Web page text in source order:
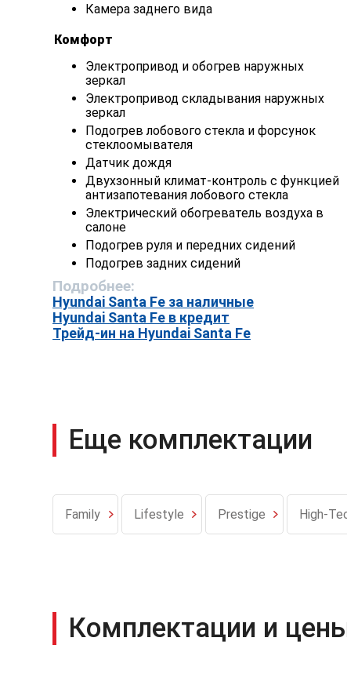
Камера заднего вида
Комфорт
Электропривод и обогрев наружных
зеркал
Электропривод складывания наружных
зеркал
Подогрев лобового стекла и форсунок
стеклоомывателя
Датчик дождя
Двухзонный климат-контроль с функцией
антизапотевания лобового стекла
Электрический обогреватель воздуха в
салоне
Подогрев руля и передних сидений
Подогрев задних сидений
Подробнее:
Hyundai Santa Fe за наличные
Hyundai Santa Fe в кредит
Трейд-ин на Hyundai Santa Fe
Еще комплектации
Family Lifestyle Prestige High-
Комплектации и